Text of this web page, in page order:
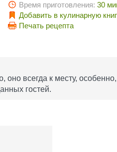
Время приготовления: 30
Добавить в кулинарную
Печать рецепта
оно всегда к месту,
гостей.